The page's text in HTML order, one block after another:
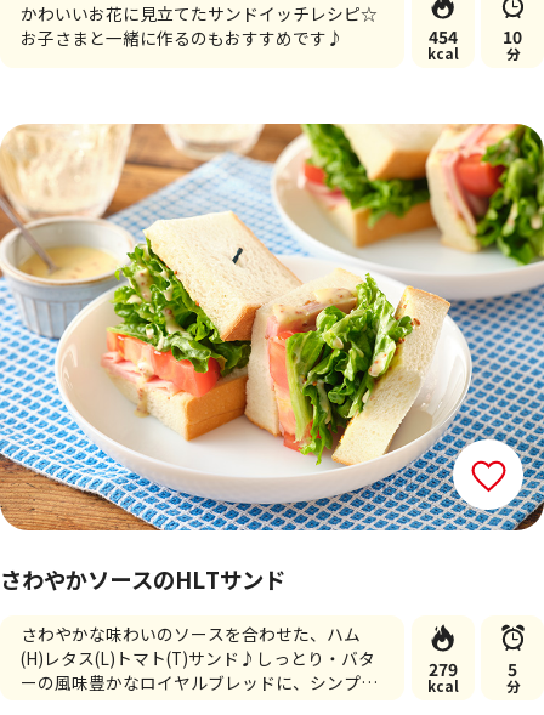
かわいいお花に見立てたサンドイッチレシピ☆
お子さまと一緒に作るのもおすすめです♪
454
kcal
10
分
さわやかソースのHLTサンド
さわやかな味わいのソースを合わせた、ハム
(H)レタス(L)トマト(T)サンド♪しっとり・バタ
ーの風味豊かなロイヤルブレッドに、シンプル
279
kcal
5
分